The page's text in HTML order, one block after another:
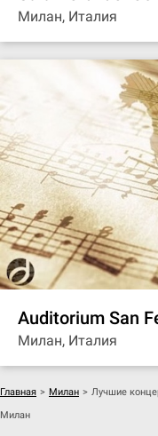
Милан, Италия
Auditorium San
Милан, Италия
Главная > Милан > Лучшие
Милан